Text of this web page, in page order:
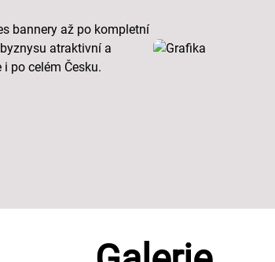
bannery až po kompletní
atraktivní a
po celém Česku.